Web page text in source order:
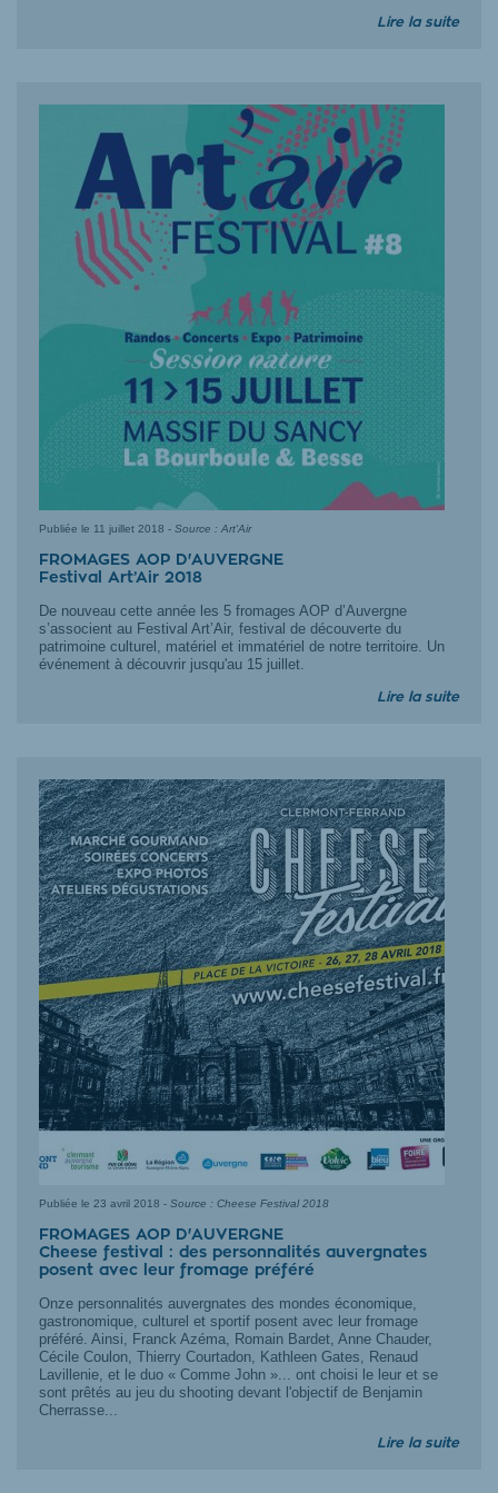
Lire la suite
Publiée le 11 juillet 2018 - Source : Art'Air
FROMAGES AOP D'AUVERGNE
Festival Art’Air 2018
De nouveau cette année les 5 fromages AOP d’Auvergne
s’associent au Festival Art’Air, festival de découverte du
patrimoine culturel, matériel et immatériel de notre territoire. Un
événement à découvrir jusqu'au 15 juillet.
Lire la suite
Publiée le 23 avril 2018 - Source : Cheese Festival 2018
FROMAGES AOP D'AUVERGNE
Cheese festival : des personnalités auvergnates
posent avec leur fromage préféré
Onze personnalités auvergnates des mondes économique,
gastronomique, culturel et sportif posent avec leur fromage
préféré. Ainsi, Franck Azéma, Romain Bardet, Anne Chauder,
Cécile Coulon, Thierry Courtadon, Kathleen Gates, Renaud
Lavillenie, et le duo « Comme John »... ont choisi le leur et se
sont prêtés au jeu du shooting devant l'objectif de Benjamin
Cherrasse...
Lire la suite